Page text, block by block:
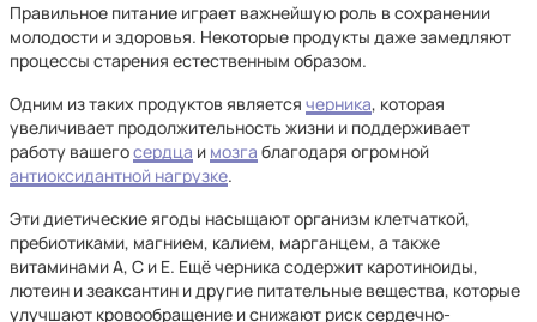
Правильное питание играет важнейшую роль в сохранении
молодости и здоровья. Некоторые продукты даже замедляют
процессы старения естественным образом.
Одним из таких продуктов является черника, которая
увеличивает продолжительность жизни и поддерживает
работу вашегосердца и мозга благодаря огромной
антиоксидантной нагрузке.
Эти диетические ягоды насыщают организм клетчаткой,
пребиотиками, магнием, калием, марганцем, а также
витаминами А, С и Е. Ещё черника содержит каротиноиды,
лютеин и зеаксантин и другие питательные вещества, которые
улучшают кровообращение и снижают риск сердечно-